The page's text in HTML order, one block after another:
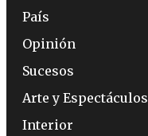
País
Opinión
Sucesos
Arte y Espectáculos
Interior